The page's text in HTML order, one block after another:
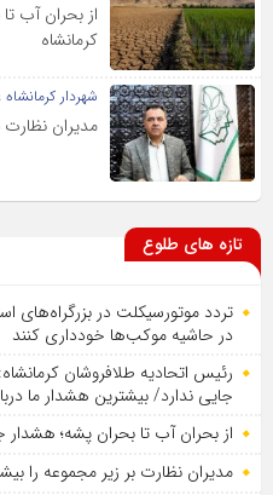
از بحران آب
کرمانشاه
شهردار
مدیران نظارت
تازه های طلوع
تردد موتورسیکلت در بزرگراه‌های
در حاشیه موکب‌ها خودداری کنند
رئیس اتحادیه طلافروشان
جایی ندارد/ بیشترین هشدار ما
از بحران آب تا بحران پشه؛
مدیران نظارت بر زیر مجموعه را